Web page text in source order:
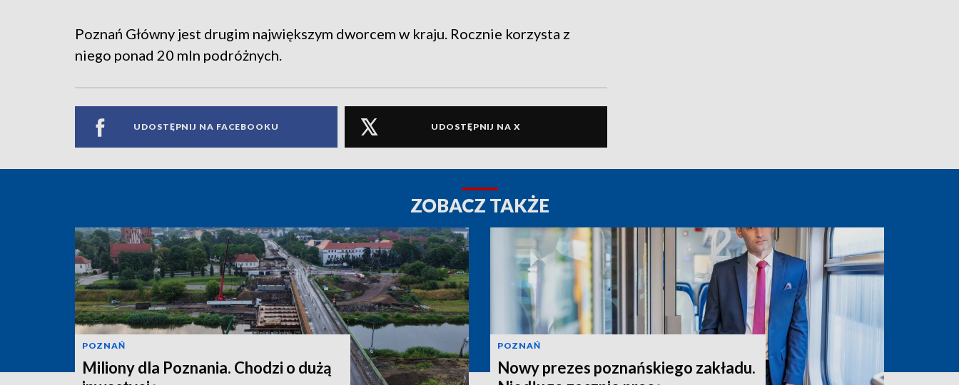
Poznań Główny jest drugim największym dworcem w kraju. Rocznie korzysta z
niego ponad 20 mln podróżnych.
UDOSTĘPNIJ NA FACEBOOKU UDOSTĘPNIJ NA X
ZOBACZ TAKŻE
POZNAŃ
Miliony dla Poznania. Chodzi o dużą
POZNAŃ
Nowy prezes poznańskiego zakładu.